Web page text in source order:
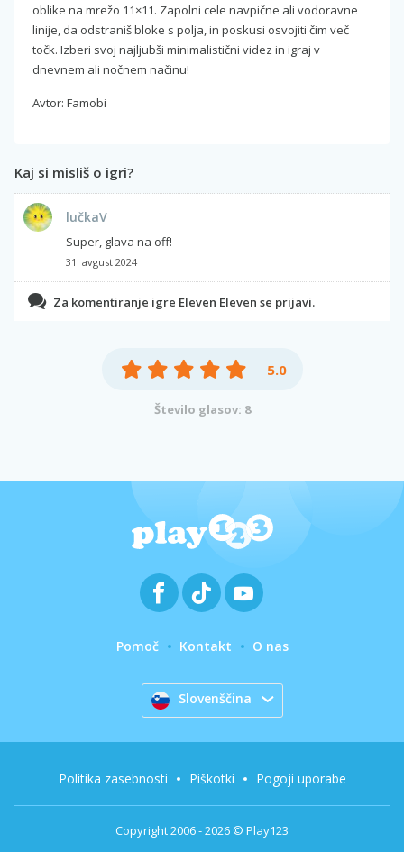
oblike na mrežo 11×11. Zapolni cele navpične ali vodoravne
linije, da odstraniš bloke s polja, in poskusi osvojiti čim več
točk. Izberi svoj najljubši minimalistični videz in igraj v
dnevnem ali nočnem načinu!
Avtor: Famobi
Kaj si misliš o igri?
lučkaV
Super, glava na off!
31. avgust 2024
Za komentiranje igre Eleven Eleven se prijavi.
5.0
Število glasov: 8
Pomoč Kontakt O nas
Slovenščina
Copyright 2006 - 2026 © Play123
Politika zasebnosti Piškotki Pogoji uporabe